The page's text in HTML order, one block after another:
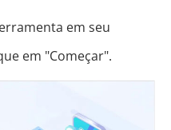
em seu
em "Começar".